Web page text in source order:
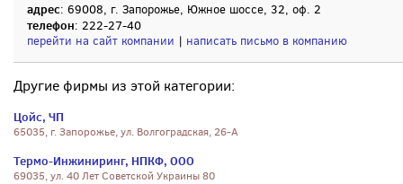
адрес: 69008, г. Запорожье, Южное шоссе, 32, оф. 2
телефон: 222-27-40
перейти на сайт компании | написать письмо в компанию
Другие фирмы из этой категории:
Цойс, ЧП
65035, г. Запорожье, ул. Волгоградская, 26-А
Термо-Инжиниринг, НПКФ, ООО
69035, ул. 40 Лет Советской Украины 80